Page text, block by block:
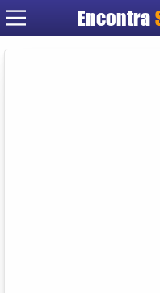
Encontra